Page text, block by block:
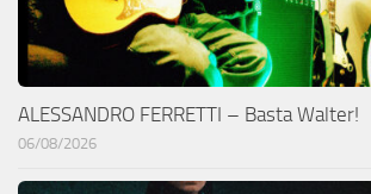
ALESSANDRO FERRETTI – Basta Walter!
06/08/2026